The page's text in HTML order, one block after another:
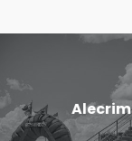
Alecrim